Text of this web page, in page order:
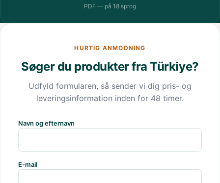
PDF — på 18 sprog
HURTIG ANMODNING
Søger du produkter fra Türkiye?
Udfyld formularen, så sender vi dig pris- og
leveringsinformation inden for 48 timer.
Navn og efternavn
E-mail